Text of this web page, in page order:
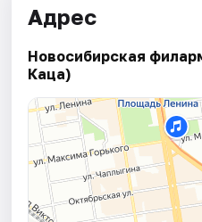
Адрес
Новосибирская
Каца)